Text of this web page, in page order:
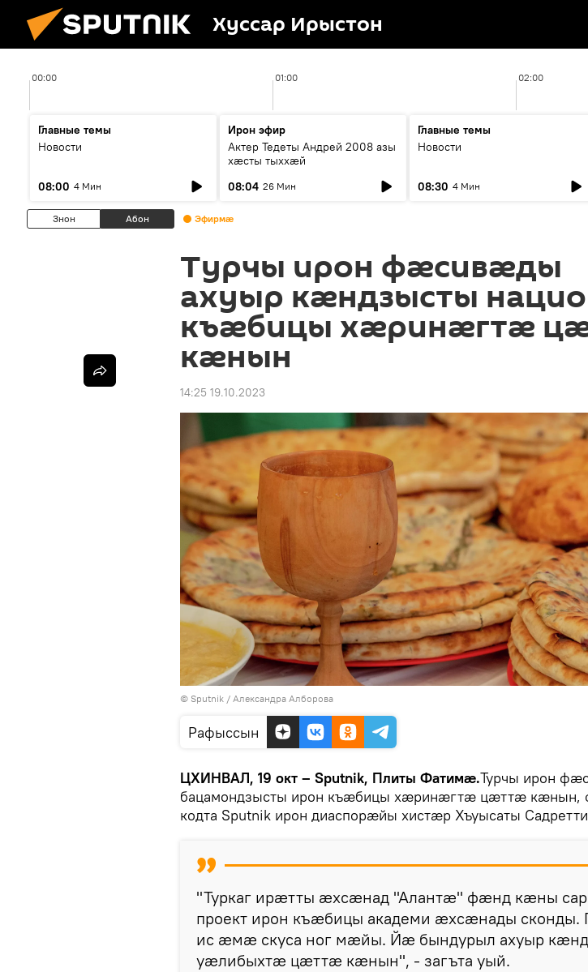
Хуссар Ирыстон
00:00 01:00 02:00
Главные темы
Новости
08:00 4 Мин
Ирон эфир
Актер Тедеты Андрей 2008 азы
хæсты тыххæй
08:04 26 Мин
Главные темы
Новости
08:30 4 Мин
Знон Абон Эфирмæ
Турчы ирон фӕсивӕды
ахуыр кӕндзысты
къӕбицы хӕринӕгтӕ
кӕнын
14:25 19.10.2023
© Sputnik / Александра Алборова
Рафыссын
ЦХИНВАЛ, 19 окт – Sputnik, Плиты Фатимӕ.Турчы ирон
бацамондзысты ирон къӕбицы хӕринӕгтӕ цӕттӕ кӕнын,
кодта Sputnik ирон диаспорӕйы хистӕр Хъуысаты
"Туркаг ирӕтты ӕхсӕнад "Алантӕ" фӕнд кӕны
проект ирон къӕбицы академи ӕхсӕнады сконды.
ис ӕмӕ скуса ног мӕйы. Йӕ бындурыл ахуыр
уӕлибыхтӕ цӕттӕ кӕнын", - загъта уый.